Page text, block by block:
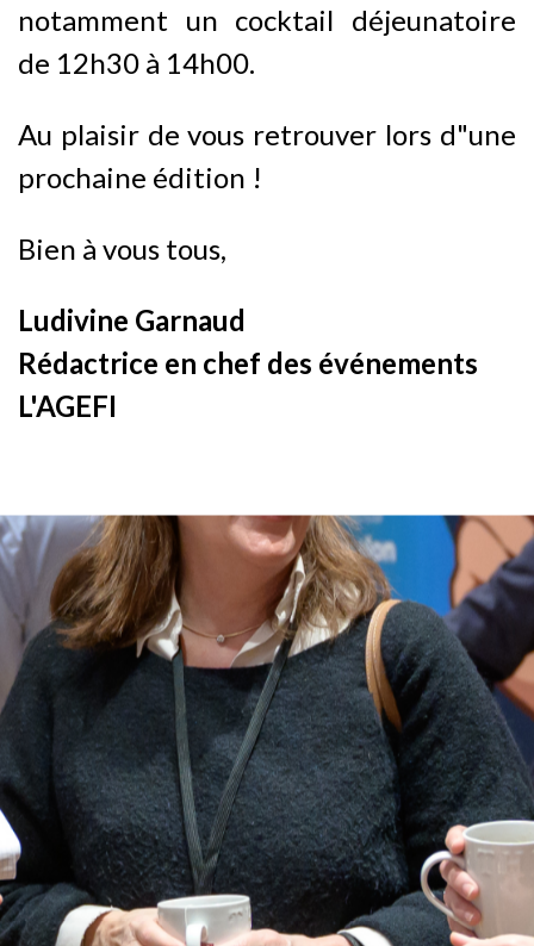
notamment un cocktail déjeunatoire
de 12h30 à 14h00.
Au plaisir de vous retrouver lors d"une
prochaine édition !
Bien à vous tous,
Ludivine Garnaud
Rédactrice en chef des événements
L'AGEFI